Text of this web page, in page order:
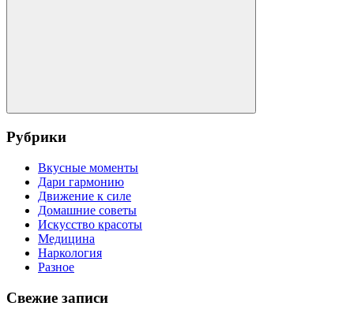
Поиск
Рубрики
Вкусные моменты
Дари гармонию
Движение к силе
Домашние советы
Искусство красоты
Медицина
Наркология
Разное
Свежие записи